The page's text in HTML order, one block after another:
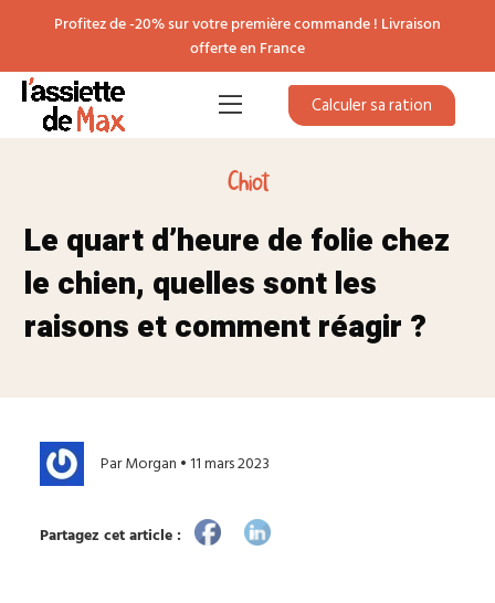
Profitez de -20% sur votre première commande ! Livraison
offerte en France
Calculer sa ration
Chiot
Le quart d’heure de folie chez
le chien, quelles sont les
raisons et comment réagir ?
Par Morgan • 11 mars 2023
Partagez cet article :